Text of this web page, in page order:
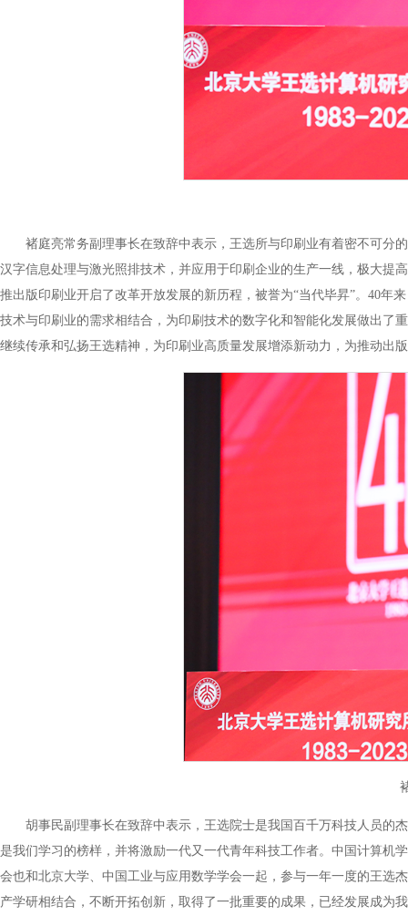
褚庭亮常务副理事长在致辞中表示，王选所与印刷业有着密不可分
汉字信息处理与激光照排技术，并应用于印刷企业的生产一线，极大提
推出版印刷业开启了改革开放发展的新历程，被誉为“当代毕昇”。40年
技术与印刷业的需求相结合，为印刷技术的数字化和智能化发展做出了
继续传承和弘扬王选精神，为印刷业高质量发展增添新动力，为推动出
胡事民副理事长在致辞中表示，王选院士是我国百千万科技人员的
是我们学习的榜样，并将激励一代又一代青年科技工作者。中国计算机
会也和北京大学、中国工业与应用数学学会一起，参与一年一度的王选
产学研相结合，不断开拓创新，取得了一批重要的成果，已经发展成为